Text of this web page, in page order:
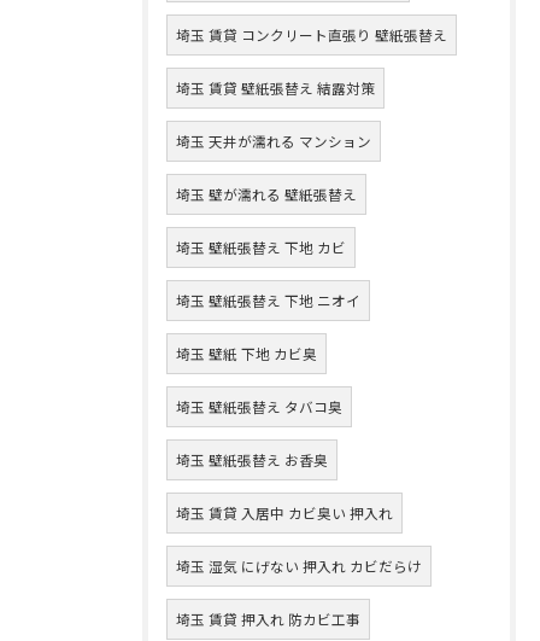
埼玉 賃貸 コンクリート直張り 壁紙張替え
埼玉 賃貸 壁紙張替え 結露対策
埼玉 天井が濡れる マンション
埼玉 壁が濡れる 壁紙張替え
埼玉 壁紙張替え 下地 カビ
埼玉 壁紙張替え 下地 ニオイ
埼玉 壁紙 下地 カビ臭
埼玉 壁紙張替え タバコ臭
埼玉 壁紙張替え お香臭
埼玉 賃貸 入居中 カビ臭い 押入れ
埼玉 湿気 にげない 押入れ カビだらけ
埼玉 賃貸 押入れ 防カビ工事